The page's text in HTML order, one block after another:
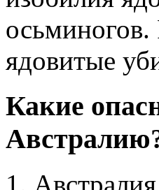
осьминогов.
ядовитые
Какие
1.